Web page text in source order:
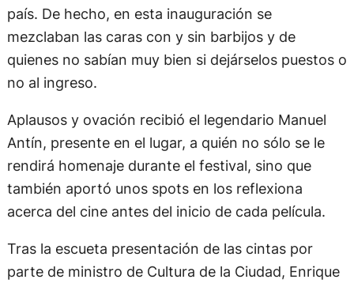
país. De hecho, en esta inauguración se
mezclaban las caras con y sin barbijos y de
quienes no sabían muy bien si dejárselos puestos o
no al ingreso.
Aplausos y ovación recibió el legendario Manuel
Antín, presente en el lugar, a quién no sólo se le
rendirá homenaje durante el festival, sino que
también aportó unos spots en los reflexiona
acerca del cine antes del inicio de cada película.
Tras la escueta presentación de las cintas por
parte de ministro de Cultura de la Ciudad, Enrique